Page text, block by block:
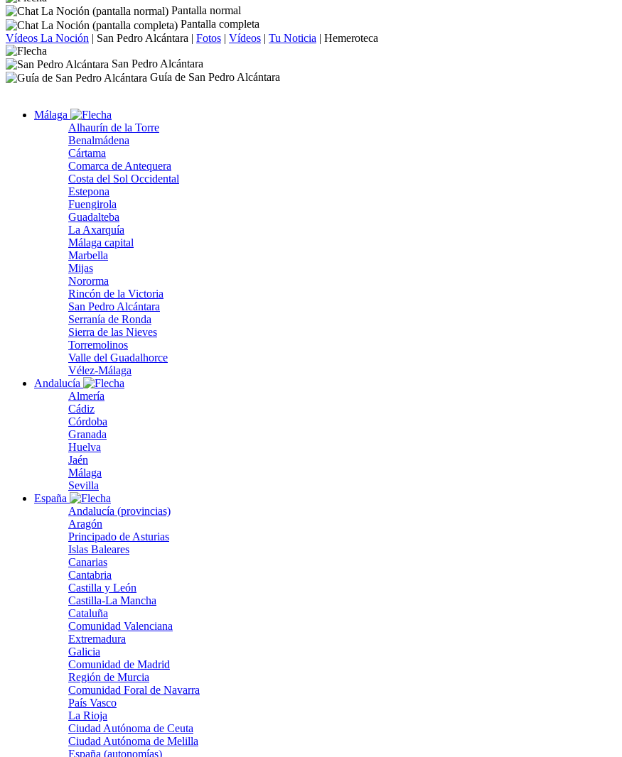
Pantalla normal
Pantalla completa
Vídeos La Noción | San Pedro Alcántara | Fotos | Vídeos | Tu Noticia | Hemeroteca
San Pedro Alcántara
Guía de San Pedro Alcántara
Málaga
Alhaurín de la Torre
Benalmádena
Cártama
Comarca de Antequera
Costa del Sol Occidental
Estepona
Fuengirola
Guadalteba
La Axarquía
Málaga capital
Marbella
Mijas
Nororma
Rincón de la Victoria
San Pedro Alcántara
Serranía de Ronda
Sierra de las Nieves
Torremolinos
Valle del Guadalhorce
Vélez-Málaga
Andalucía
Almería
Cádiz
Córdoba
Granada
Huelva
Jaén
Málaga
Sevilla
España
Andalucía (provincias)
Aragón
Principado de Asturias
Islas Baleares
Canarias
Cantabria
Castilla y León
Castilla-La Mancha
Cataluña
Comunidad Valenciana
Extremadura
Galicia
Comunidad de Madrid
Región de Murcia
Comunidad Foral de Navarra
País Vasco
La Rioja
Ciudad Autónoma de Ceuta
Ciudad Autónoma de Melilla
España (autonomías)